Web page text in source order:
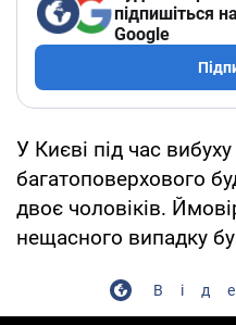
підпишіться
Google
У Києві під час вибуху
багатоповерхового
двоє чоловіків.
нещасного випадку